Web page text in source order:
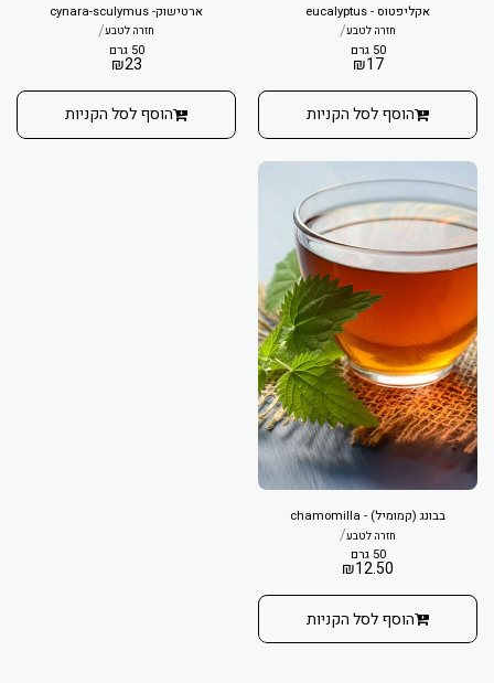
אקליפטוס - eucalyptus
חזרה לטבע/
50 גרם
₪17
הוסף לסל הקניות
ארטישוק- cynara-sculymus
חזרה לטבע/
50 גרם
₪23
הוסף לסל הקניות
בבונג (קמומיל) - chamomilla
חזרה לטבע/
50 גרם
₪12.50
הוסף לסל הקניות